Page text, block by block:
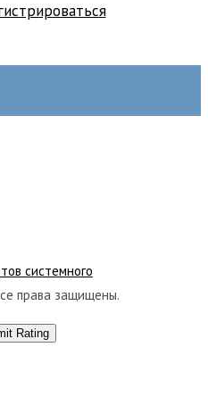
системного
права защищены.
Rating